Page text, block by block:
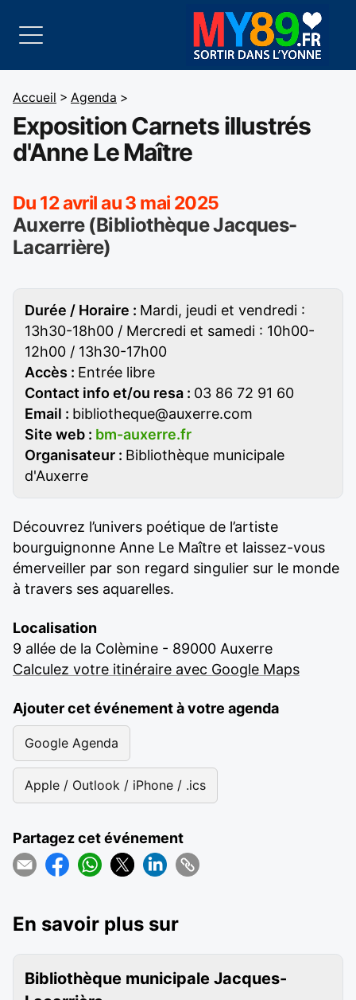
Accueil > Agenda >
Exposition Carnets illustrés
d'Anne Le Maître
Du 12 avril au 3 mai 2025
Auxerre (Bibliothèque Jacques-
Lacarrière)
Durée / Horaire : Mardi, jeudi et vendredi :
13h30-18h00 / Mercredi et samedi : 10h00-
12h00 / 13h30-17h00
Accès : Entrée libre
Contact info et/ou resa : 03 86 72 91 60
Email : bibliotheque@auxerre.com
Site web : bm-auxerre.fr
Organisateur : Bibliothèque municipale
d'Auxerre
Découvrez l’univers poétique de l’artiste
bourguignonne Anne Le Maître et laissez-vous
émerveiller par son regard singulier sur le monde
à travers ses aquarelles.
Localisation
9 allée de la Colèmine - 89000 Auxerre
Calculez votre itinéraire avec Google Maps
Ajouter cet événement à votre agenda
Google Agenda
Apple / Outlook / iPhone / .ics
Partagez cet événement
En savoir plus sur
Bibliothèque municipale Jacques-